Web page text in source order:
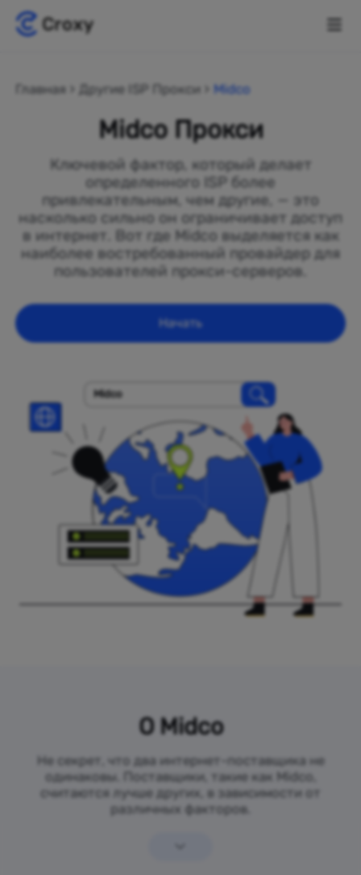
Главная Другие ISP Прокси Midco
Midco Прокси
Ключевой фактор, который делает
определенного ISP более
привлекательным, чем другие, — это
насколько сильно он ограничивает доступ
в интернет. Вот где Midco выделяется как
наиболее востребованный провайдер для
пользователей прокси-серверов.
Начать
Midco
О Midco
Не секрет, что два интернет-поставщика не
одинаковы. Поставщики, такие как Midco,
считаются лучше других, в зависимости от
различных факторов.